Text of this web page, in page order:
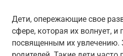
Дети, опережающие свое
сфере, которая их волнует,
посвященным их увлечению.